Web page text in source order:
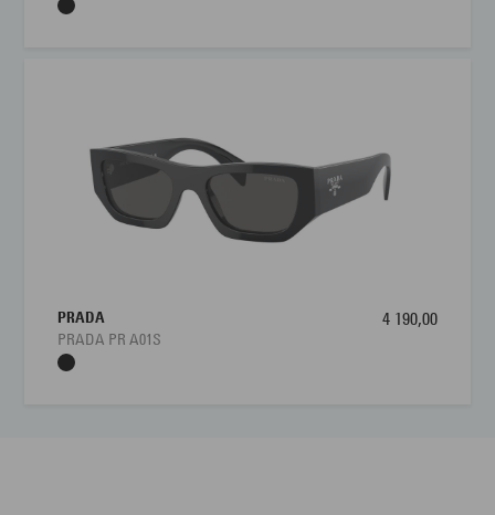
PRADA
PRADA PR A01S
4 190,00